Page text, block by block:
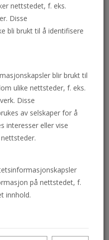
dager vi
Etablerer
dag? Ble
folk-mens
søndag som
nettstedet, f. eks.
Disse
bli brukt til å identifisere
blir brukt til
ulike nettsteder, f. eks.
Disse
av selskaper for å
interesser eller vise
på nettstedet, f.
innhold.